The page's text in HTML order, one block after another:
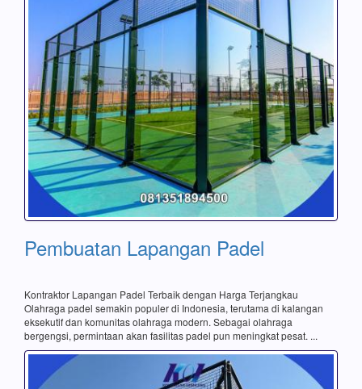
Pembuatan Lapangan Padel
Kontraktor Lapangan Padel Terbaik dengan Harga Terjangkau
Olahraga padel semakin populer di Indonesia, terutama di kalangan
eksekutif dan komunitas olahraga modern. Sebagai olahraga
bergengsi, permintaan akan fasilitas padel pun meningkat pesat. ...